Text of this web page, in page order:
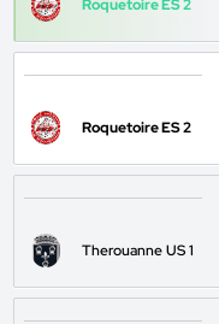
Roquetoire ES 2
Roquetoire ES 2
Therouanne US 1